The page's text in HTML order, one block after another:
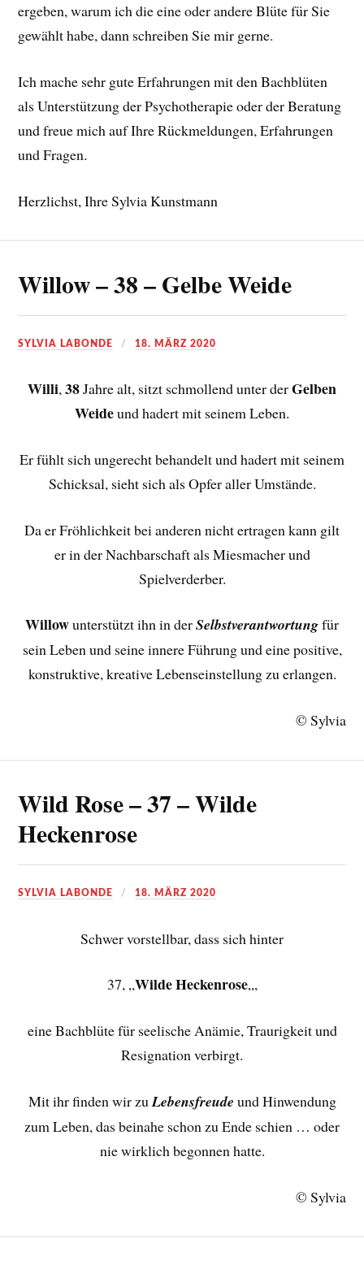
ergeben, warum ich die eine oder andere Blüte für Sie
gewählt habe, dann schreiben Sie mir gerne.
Ich mache sehr gute Erfahrungen mit den Bachblüten
als Unterstützung der Psychotherapie oder der Beratung
und freue mich auf Ihre Rückmeldungen, Erfahrungen
und Fragen.
Herzlichst, Ihre Sylvia Kunstmann
Willow – 38 – Gelbe Weide
SYLVIA LABONDE 18. MÄRZ 2020
Willi,38Jahre alt, sitzt schmollend unter derGelben
Weideund hadert mit seinem Leben.
Er fühlt sich ungerecht behandelt und hadert mit seinem
Schicksal, sieht sich als Opfer aller Umstände.
Da er Fröhlichkeit bei anderen nicht ertragen kann gilt
er in der Nachbarschaft als Miesmacher und
Spielverderber.
Willowunterstützt ihn in derSelbstverantwortungfür
sein Leben und seine innere Führung und eine positive,
konstruktive, kreative Lebenseinstellung zu erlangen.
© Sylvia
Wild Rose – 37 – Wilde
Heckenrose
SYLVIA LABONDE 18. MÄRZ 2020
Schwer vorstellbar, dass sich hinter
37, „Wilde Heckenrose„,
eine Bachblüte für seelische Anämie, Traurigkeit und
Resignation verbirgt.
Mit ihr finden wir zuLebensfreude und Hinwendung
zum Leben, das beinahe schon zu Ende schien … oder
nie wirklich begonnen hatte.
© Sylvia